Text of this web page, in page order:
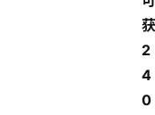
获
2
4
0